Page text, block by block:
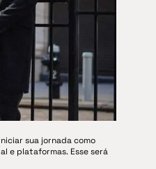
sua jornada como
e plataformas. Esse será